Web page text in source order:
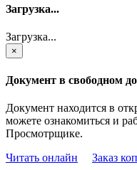
Загрузка...
Загрузка...
×
Документ в свободном
Документ находится в
можете ознакомиться и
Просмотрщике.
Читать онлайн
Заказ